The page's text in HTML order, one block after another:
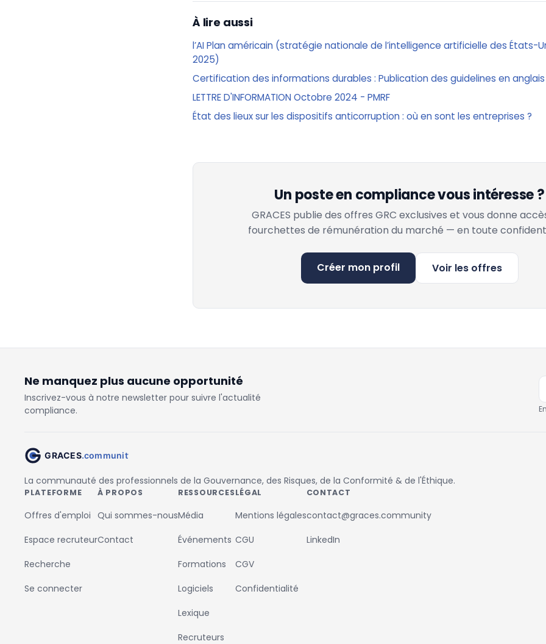
À lire aussi
l’AI Plan américain (stratégie nationale de l’intelligence artificielle des États-
2025)
Certification des informations durables : Publication des guidelines en anglais
LETTRE D'INFORMATION Octobre 2024 - PMRF
État des lieux sur les dispositifs anticorruption : où en sont les entreprises ?
Un poste en compliance vous intéresse ?
GRACES publie des offres GRC exclusives et vous donne
fourchettes de rémunération du marché — en toute
Créer mon profil Voir les offres
Ne manquez plus aucune opportunité
Inscrivez-vous à notre newsletter pour suivre l'actualité
compliance.
La communauté des professionnels de la Gouvernance, des Risques, de la Conformité & de l'Éthique.
PLATEFORME
Offres d'emploi
Espace recruteur
Recherche
Se connecter
À PROPOS
Qui sommes-nous
Contact
RESSOURCES
Média
Événements
Formations
Logiciels
Lexique
Recruteurs
LÉGAL
Mentions légales
CGU
CGV
Confidentialité
CONTACT
contact@graces.community
LinkedIn